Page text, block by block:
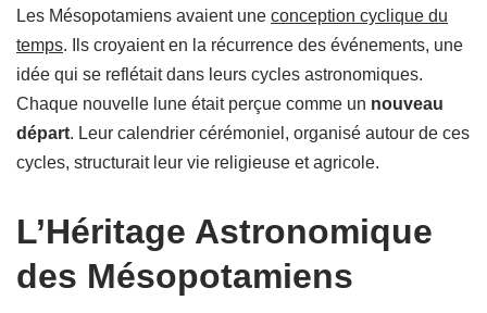
Les Mésopotamiens avaient une conception cyclique du
temps. Ils croyaient en la récurrence des événements, une
idée qui se reflétait dans leurs cycles astronomiques.
Chaque nouvelle lune était perçue comme un nouveau
départ. Leur calendrier cérémoniel, organisé autour de ces
cycles, structurait leur vie religieuse et agricole.
L’Héritage Astronomique
des Mésopotamiens